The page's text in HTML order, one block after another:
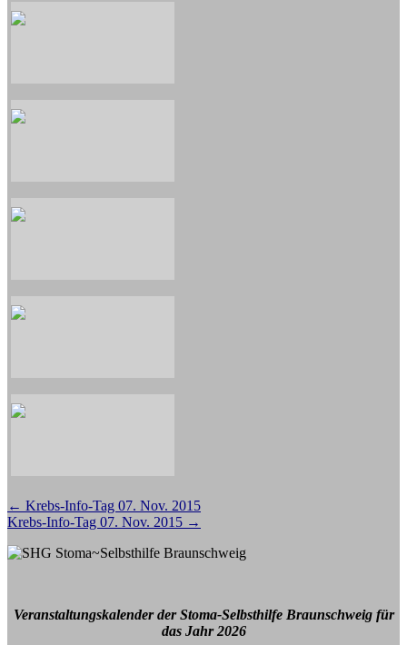
Beitragsnavigation
← Krebs-Info-Tag 07. Nov. 2015
Krebs-Info-Tag 07. Nov. 2015 →
Veranstaltungskalender der Stoma-Selbsthilfe Braunschweig für
das Jahr 2026